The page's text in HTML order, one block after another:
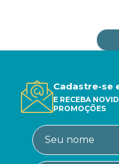
Cadastre-se
E RECEBA
PROMOÇÕES